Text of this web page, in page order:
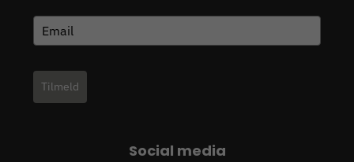
Tilmeld
Social media